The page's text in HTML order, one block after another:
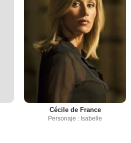
Cécile de France
Personaje : Isabelle